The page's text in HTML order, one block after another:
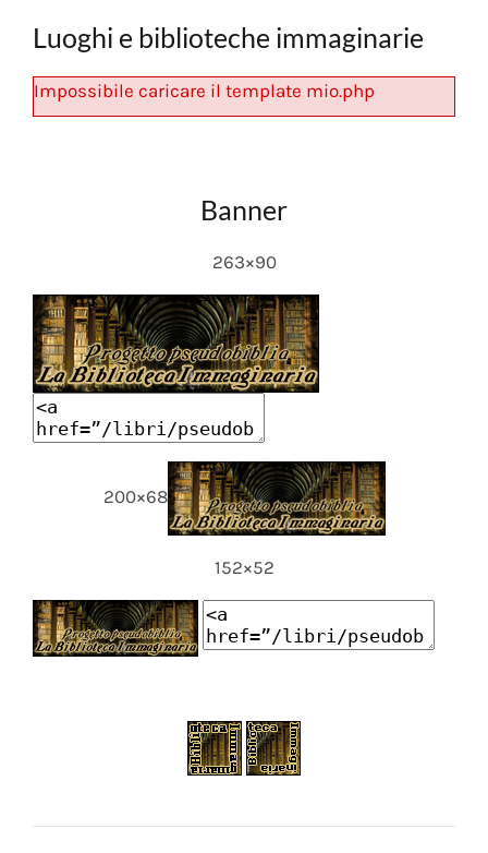
Luoghi e biblioteche immaginarie
Impossibile caricare il template mio.php
Banner
263×90
200×68
152×52